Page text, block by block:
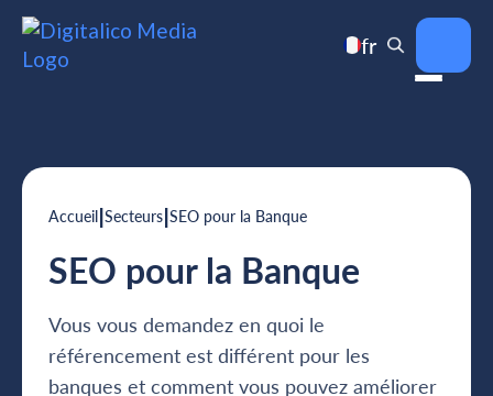
fr
Accueil Secteurs SEO pour la Banque
SEO pour la Banque
Vous vous demandez en quoi le
référencement est différent pour les
banques et comment vous pouvez améliorer